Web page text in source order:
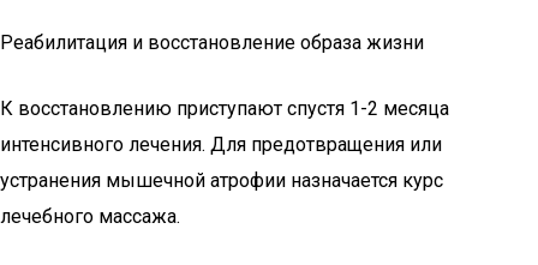
Реабилитация и восстановление образа жизни
К восстановлению приступают спустя 1-2 месяца
интенсивного лечения. Для предотвращения или
устранения мышечной атрофии назначается курс
лечебного массажа.